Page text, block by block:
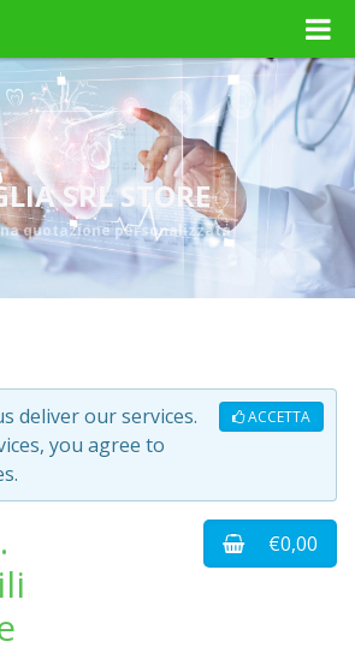
SRL STORE
quotazione personalizzata
ACCETTA
deliver our services.
you agree to
€0,00